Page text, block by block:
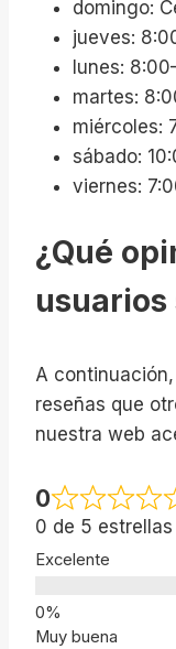
domingo:
jueves:
lunes:
martes:
miércoles:
sábado:
viernes:
¿Qué
usuarios
A
reseñas que
nuestra web
0
0 de 5
Excelente
Muy buena